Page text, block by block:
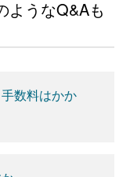
ようなQ&Aも
数料はかか